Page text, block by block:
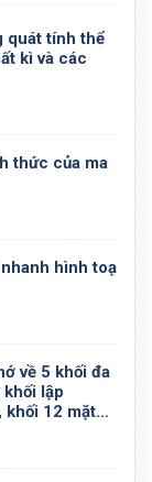
quát tính thể
kì và các
thức của ma
hình toạ
về 5 khối đa
lập
khối 12 mặt